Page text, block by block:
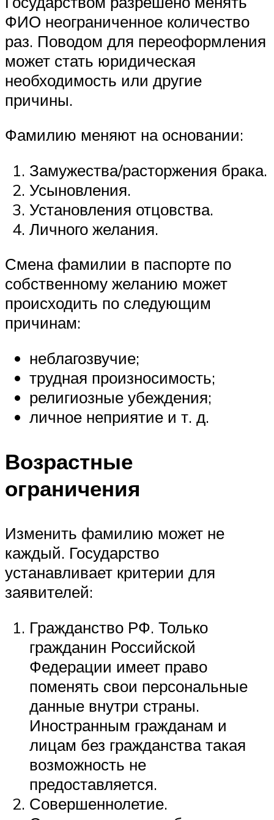
ФИО неограниченное количество
раз. Поводом для переоформления
может стать юридическая
необходимость или другие
причины.
Фамилию меняют на основании:
Замужества/расторжения брака.
Усыновления.
Установления отцовства.
Личного желания.
Смена фамилии в паспорте по
собственному желанию может
происходить по следующим
причинам:
неблагозвучие;
трудная произносимость;
религиозные убеждения;
личное неприятие и т. д.
Возрастные
ограничения
Изменить фамилию может не
каждый. Государство
устанавливает критерии для
заявителей:
Гражданство РФ. Только
гражданин Российской
Федерации имеет право
поменять свои персональные
данные внутри страны.
Иностранным гражданам и
лицам без гражданства такая
возможность не
предоставляется.
Совершеннолетие.